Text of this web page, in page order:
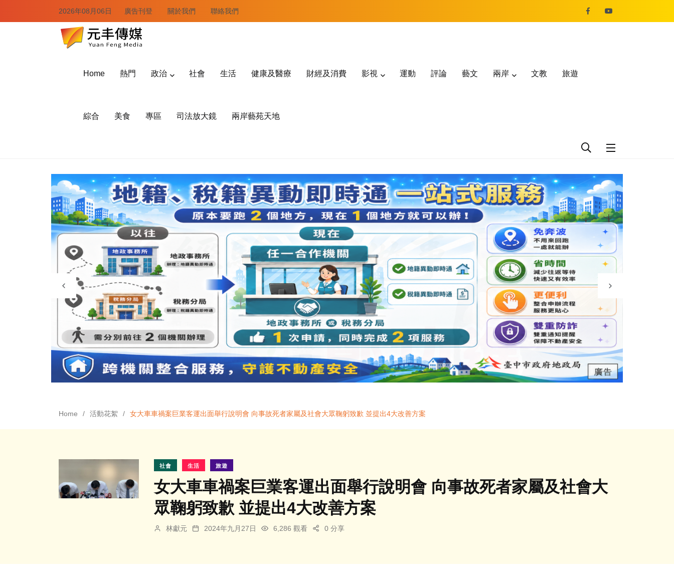
2026年08月06日 廣告刊登 關於我們 聯絡我們
Home 熱門 政治 社會 生活 健康及醫療 財經及消費 影視 運動 評論 藝文 兩岸 文教 旅遊
綜合 美食 專區 司法放大鏡 兩岸藝苑天地
Home 活動花絮 女大車車禍案巨業客運出面舉行說明會 向事故死者家屬及社會大眾鞠躬致歉 並提出4大改善方案
社會 生活 旅遊
女大車車禍案巨業客運出面舉行說明會 向事故死者家屬及社會大
眾鞠躬致歉 並提出4大改善方案
林獻元 2024年九月27日 6,286 觀看 0 分享